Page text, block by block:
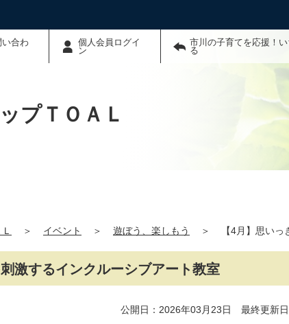
い合わ
個人会員ログイ
ン
市川の子育てを応援！
る
プＴＯＡＬ
＞ イベント ＞ 遊ぼう、楽しもう ＞ 【4月】思い
激するインクルーシブアート教室
公開日：2026年03月23日 最終更新